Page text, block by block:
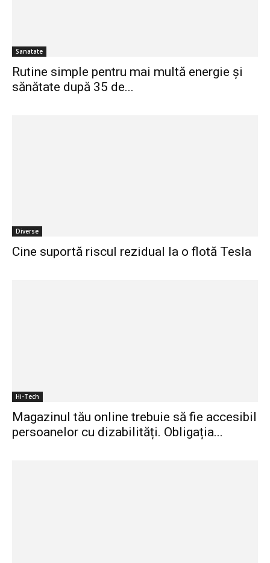
Sanatate
Rutine simple pentru mai multă energie și
sănătate după 35 de...
Diverse
Cine suportă riscul rezidual la o flotă Tesla
Hi-Tech
Magazinul tău online trebuie să fie accesibil
persoanelor cu dizabilități. Obligația...